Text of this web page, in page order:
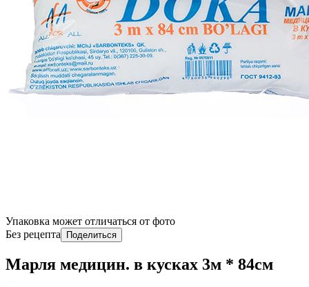
Упаковка может отличаться от фото
Без рецепта
Поделиться
Марля медицин. в кусках 3м * 84см